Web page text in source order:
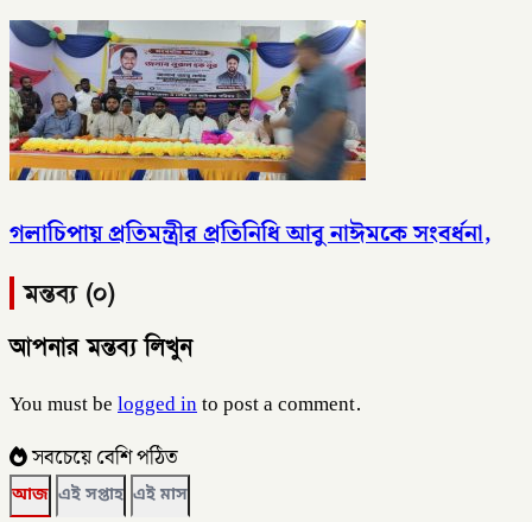
গলাচিপায় প্রতিমন্ত্রীর প্রতিনিধি আবু নাঈমকে সংবর্ধনা,
মন্তব্য (০)
আপনার মন্তব্য লিখুন
You must belogged into post a comment.
সবচেয়ে বেশি পঠিত
আজ এই সপ্তাহ এই মাস